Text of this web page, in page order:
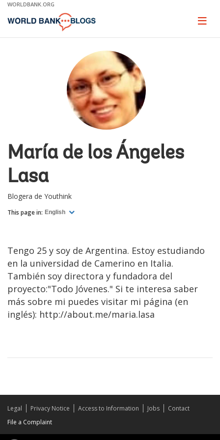
Skip
Main
WORLDBANK.ORG
Page
María de los Ángeles
Lasa
Blogera de Youthink
This page in: English
Tengo 25 y soy de Argentina. Estoy estudiando
en la universidad de Camerino en Italia.
También soy directora y fundadora del
proyecto:"Todo Jóvenes." Si te interesa saber
más sobre mi puedes visitar mi página (en
inglés): http://about.me/maria.lasa
Legal Privacy Notice Access to Information Jobs
Contact
File a Complaint